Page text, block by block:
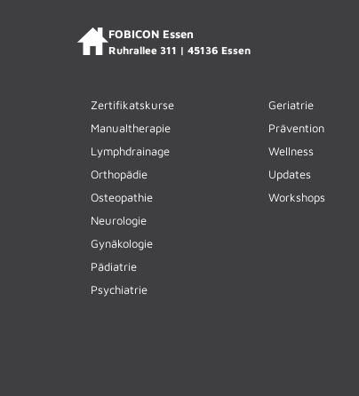
FOBICON Essen
Ruhrallee 311 | 45136 Essen
Zertifikatskurse
Manualtherapie
Lymphdrainage
Orthopädie
Osteopathie
Neurologie
Gynäkologie
Pädiatrie
Psychiatrie
Geriatrie
Prävention
Wellness
Updates
Workshops